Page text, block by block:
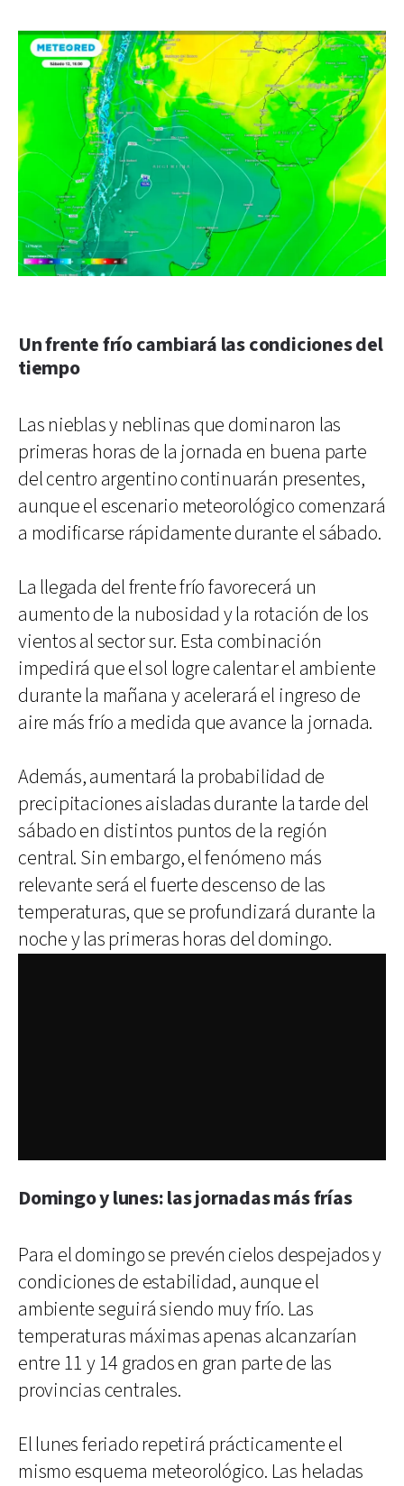
Un frente frío cambiará las condiciones del
tiempo
Las nieblas y neblinas que dominaron las
primeras horas de la jornada en buena parte
del centro argentino continuarán presentes,
aunque el escenario meteorológico comenzará
a modificarse rápidamente durante el sábado.
La llegada del frente frío favorecerá un
aumento de la nubosidad y la rotación de los
vientos al sector sur. Esta combinación
impedirá que el sol logre calentar el ambiente
durante la mañana y acelerará el ingreso de
aire más frío a medida que avance la jornada.
Además, aumentará la probabilidad de
precipitaciones aisladas durante la tarde del
sábado en distintos puntos de la región
central. Sin embargo, el fenómeno más
relevante será el fuerte descenso de las
temperaturas, que se profundizará durante la
noche y las primeras horas del domingo.
Domingo y lunes: las jornadas más frías
Para el domingo se prevén cielos despejados y
condiciones de estabilidad, aunque el
ambiente seguirá siendo muy frío. Las
temperaturas máximas apenas alcanzarían
entre 11 y 14 grados en gran parte de las
provincias centrales.
El lunes feriado repetirá prácticamente el
mismo esquema meteorológico. Las heladas